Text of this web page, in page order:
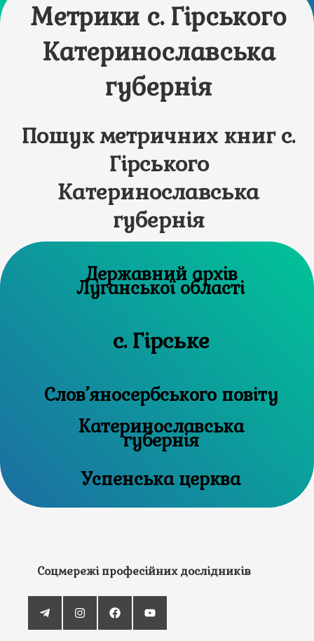
Метрики с. Гірського
Катеринославська
губернія
Пошук метричних книг с.
Гірського
Катеринославська
губернія
Державний архів
Луганської області
с. Гірське
Слов’яносербського повіту
Катеринославська
губернія
Успенська церква
Соцмережі професійних дослідників